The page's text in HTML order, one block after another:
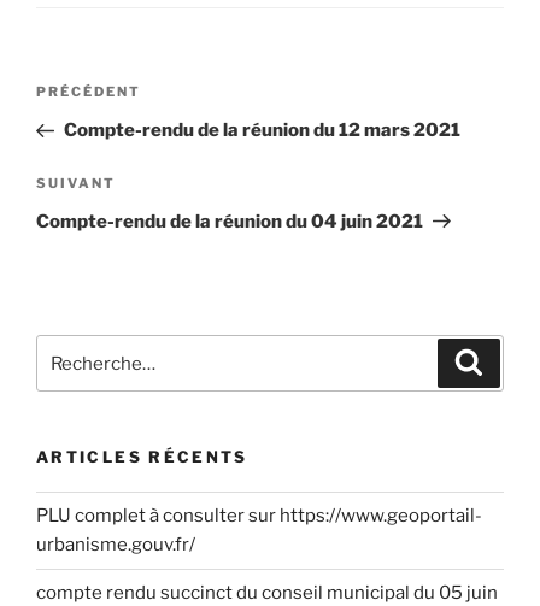
PRÉCÉDENT
Compte-rendu de la réunion du 12 mars 2021
SUIVANT
Compte-rendu de la réunion du 04 juin 2021
ARTICLES RÉCENTS
PLU complet à consulter sur https://www.geoportail-
urbanisme.gouv.fr/
compte rendu succinct du conseil municipal du 05 juin